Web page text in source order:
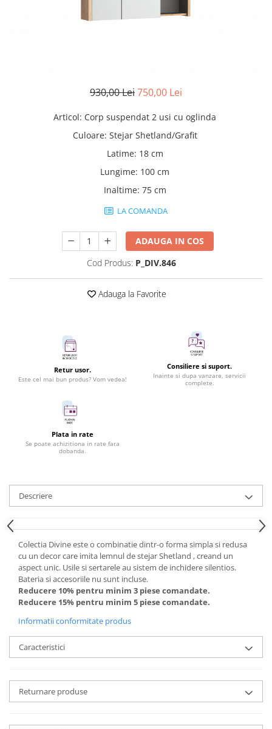
930,00 Lei750,00 Lei
Articol: Corp suspendat 2 usi cu oglinda
Culoare: Stejar Shetland/Grafit
Latime: 18 cm
Lungime: 100 cm
Inaltime: 75 cm
LA COMANDA
ADAUGA IN COS
Cod Produs: P_DIV.846
Adauga la Favorite
Retur usor.
Este cel mai bun produs? Vom vedea!
Consiliere si suport.
Inainte si dupa vanzare, servicii
complete.
Plata in rate
Se poate achizitiona in rate fara
dobanda.
Descriere
Colectia Divine este o combinatie dintr-o forma simpla si redusa
cu un decor care imita lemnul de stejar Shetland , creand un
aspect unic. Usile si sertarele au sistem de inchidere silentios.
Bateria si accesoriile nu sunt incluse.
Reducere 10% pentru minim 3 piese comandate.
Reducere 15% pentru minim 5 piese comandate.
Informatii conformitate produs
Caracteristici
Returnare produse